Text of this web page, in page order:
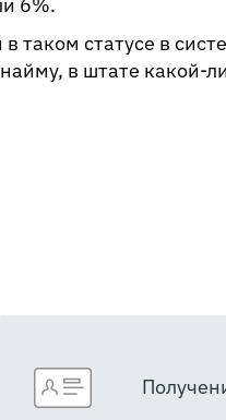
таком статусе в
в штате какой-